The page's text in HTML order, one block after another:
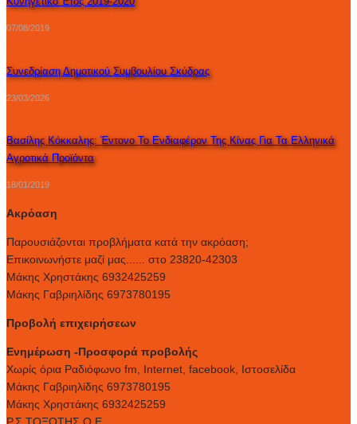
07/08/2019
Συνεδρίαση Δημοτικού Συμβουλίου Σκύδρας
23/03/2026
Βασίλης Κόκκαλης: Έντονο Το Ενδιαφέρον Της Κίνας Για Τα Ελληνικά
Αγροτικά Προϊόντα
18/01/2019
Ακρόαση
Παρουσιάζονται προβλήματα κατά την ακρόαση;
Επικοινωνήστε μαζί μας...... στο 23820-42303
Μάκης Χρηστάκης 6932425259
Μάκης Γαβριηλίδης 6973780195
Προβολή επιχειρήσεων
Ενημέρωση -Προσφορά προβολής
Xωρίς όρια Ραδιόφωνο fm, Internet, facebook, Ιστοσελίδα
Μάκης Γαβριηλίδης 6973780195
Μάκης Χρηστάκης 6932425259